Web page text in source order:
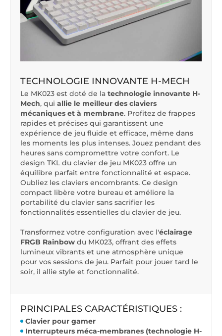
TECHNOLOGIE INNOVANTE H-MECH
Le MK023 est doté de la technologie innovante H-
Mech, qui allie le meilleur des claviers
mécaniques et à membrane. Profitez de frappes
rapides et précises qui garantissent une
expérience de jeu fluide et efficace, même dans
les moments les plus intenses. Jouez pendant des
heures sans compromettre votre confort. Le
design TKL du clavier de jeu MK023 offre un
équilibre parfait entre fonctionnalité et espace.
Oubliez les claviers encombrants. Ce design
compact libère votre bureau et améliore la
portabilité du clavier sans sacrifier les
fonctionnalités essentielles du clavier de jeu.
Transformez votre configuration avec l'éclairage
FRGB Rainbow du MK023, offrant des effets
lumineux vibrants et une atmosphère unique
pour vos sessions de jeu. Parfait pour jouer tard le
soir, il allie style et fonctionnalité.
PRINCIPALES CARACTÉRISTIQUES :
Clavier pour gamer
Interrupteurs méca-membranes (technologie H-